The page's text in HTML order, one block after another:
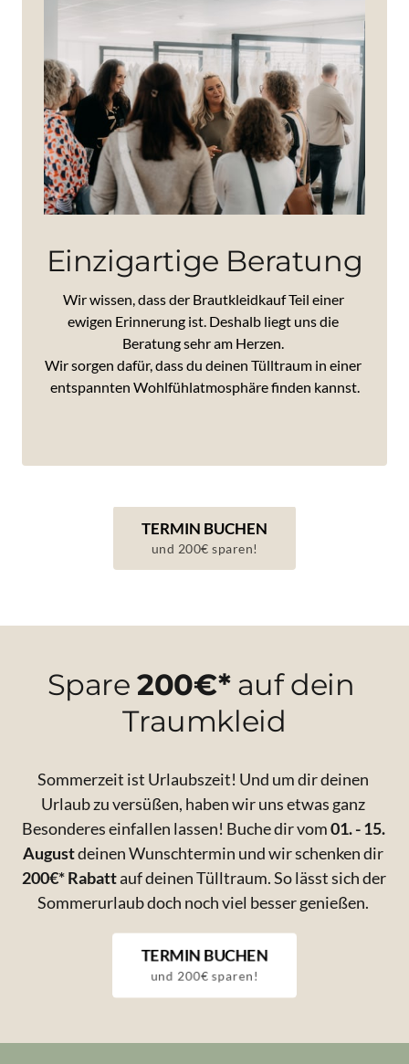
Einzigartige Beratung
Wir wissen, dass der Brautkleidkauf Teil
einer
ewigen Erinnerung ist. Deshalb liegt uns
Beratung sehr am Herzen.
Wir sorgen dafür, dass du deinen Tülltraum in
entspannten Wohlfühlatmosphäre finden kannst.
TERMIN BUCHEN
und 200€ sparen!
Spare 200€* auf dein
Traumkleid
Sommerzeit ist Urlaubszeit! Und um dir deinen
Urlaub zu versüßen, haben wir uns etwas ganz
Besonderes einfallen lassen! Buche dir vom 01. - 15.
August
200€* Rabatt auf deinen Tülltraum. So lässt sich der
Sommerurlaub doch noch viel besser genießen.
TERMIN BUCHEN
und 200€ sparen!